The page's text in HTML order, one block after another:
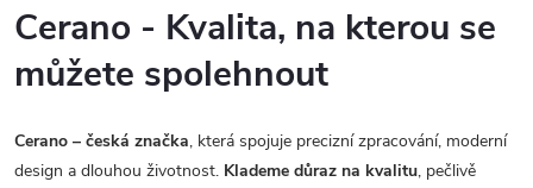
Cerano - Kvalita, na kterou se
můžete spolehnout
Cerano – česká značka, která spojuje precizní zpracování, moderní
design a dlouhou životnost. Klademe důraz na kvalitu, pečlivě